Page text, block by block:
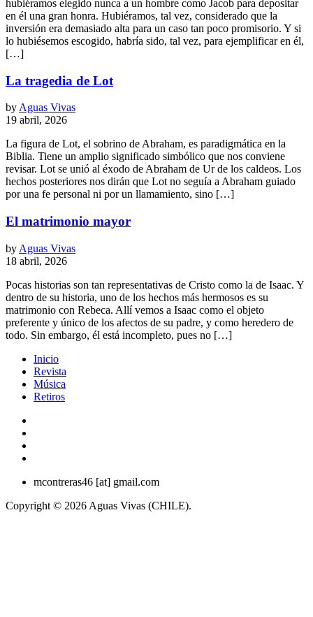
hubiéramos elegido nunca a un hombre como Jacob para depositar
en él una gran honra. Hubiéramos, tal vez, considerado que la
inversión era demasiado alta para un caso tan poco promisorio. Y si
lo hubiésemos escogido, habría sido, tal vez, para ejemplificar en él,
[…]
La tragedia de Lot
by Aguas Vivas
19 abril, 2026
La figura de Lot, el sobrino de Abraham, es paradigmática en la
Biblia. Tiene un amplio significado simbólico que nos conviene
revisar. Lot se unió al éxodo de Abraham de Ur de los caldeos. Los
hechos posteriores nos dirán que Lot no seguía a Abraham guiado
por una fe personal ni por un llamamiento, sino […]
El matrimonio mayor
by Aguas Vivas
18 abril, 2026
Pocas historias son tan representativas de Cristo como la de Isaac. Y
dentro de su historia, uno de los hechos más hermosos es su
matrimonio con Rebeca. Allí vemos a Isaac como el objeto
preferente y único de los afectos de su padre, y como heredero de
todo. Sin embargo, él está incompleto, pues no […]
Inicio
Revista
Música
Retiros
mcontreras46 [at] gmail.com
Copyright © 2026 Aguas Vivas (CHILE).